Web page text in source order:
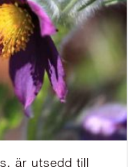
är utsedd till